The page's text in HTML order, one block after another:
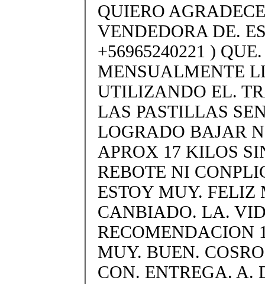
QUIERO
VENDEDORA DE.
+56965240221 )
MENSUALMENTE
UTILIZANDO EL.
LAS PASTILLAS
LOGRADO BAJAR
APROX 17 KILOS
REBOTE NI
ESTOY MUY. FELIZ
CANBIADO. LA.
RECOMENDACION
MUY. BUEN.
CON. ENTREGA. A.